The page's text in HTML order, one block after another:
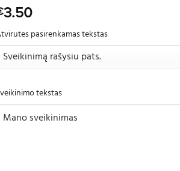
3.50
pasirenkamas tekstas
tekstas